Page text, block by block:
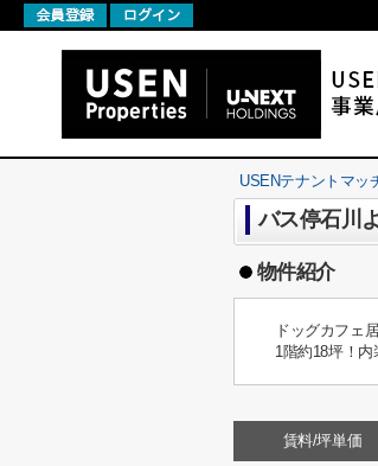
USENテナントマッ
バス停石川
物件紹介
ドッグカフェ
1階約18坪！
賃料/坪単価